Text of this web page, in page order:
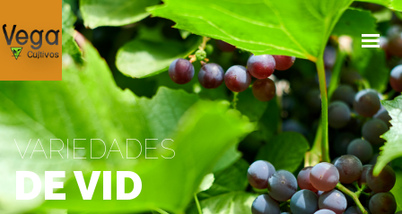
INICIO
¿QUIÉNES SOMOS?
SERVICIOS
PRODUCTOS
GALERÍA
BLOG
VARIEDADES
DE VID